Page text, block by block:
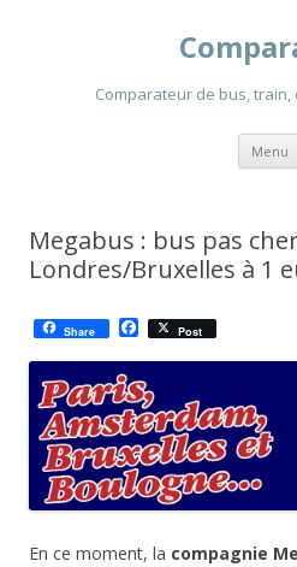
Comparateur de bus,
Menu
Megabus : bus pas
Londres/Bruxelles à 1
Share
a
c
e
b
o
o
k
Post
En ce moment, la compagnie